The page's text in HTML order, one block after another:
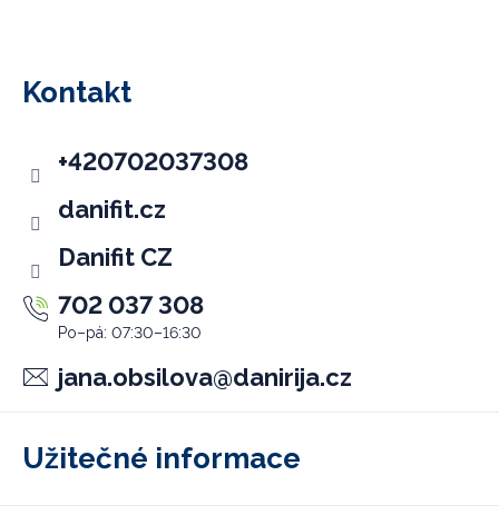
Kontakt
jana.obsilova@danirija.cz
702 037 308
Danifit CZ
danifit.cz
+420702037308
Užitečné informace